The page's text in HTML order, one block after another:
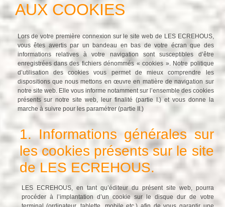
AUX COOKIES
Lors de votre première connexion sur le site web de LES ECREHOUS,
vous êtes avertis par un bandeau en bas de votre écran que des
informations relatives à votre navigation sont susceptibles d’être
enregistrées dans des fichiers dénommés « cookies ». Notre politique
d’utilisation des cookies vous permet de mieux comprendre les
dispositions que nous mettons en œuvre en matière de navigation sur
notre site web. Elle vous informe notamment sur l’ensemble des cookies
présents sur notre site web, leur finalité (partie I.) et vous donne la
marche à suivre pour les paramétrer (partie II.)
1. Informations générales sur
les cookies présents sur le site
de LES ECREHOUS.
LES ECREHOUS, en tant qu’éditeur du présent site web, pourra
procéder à l’implantation d’un cookie sur le disque dur de votre